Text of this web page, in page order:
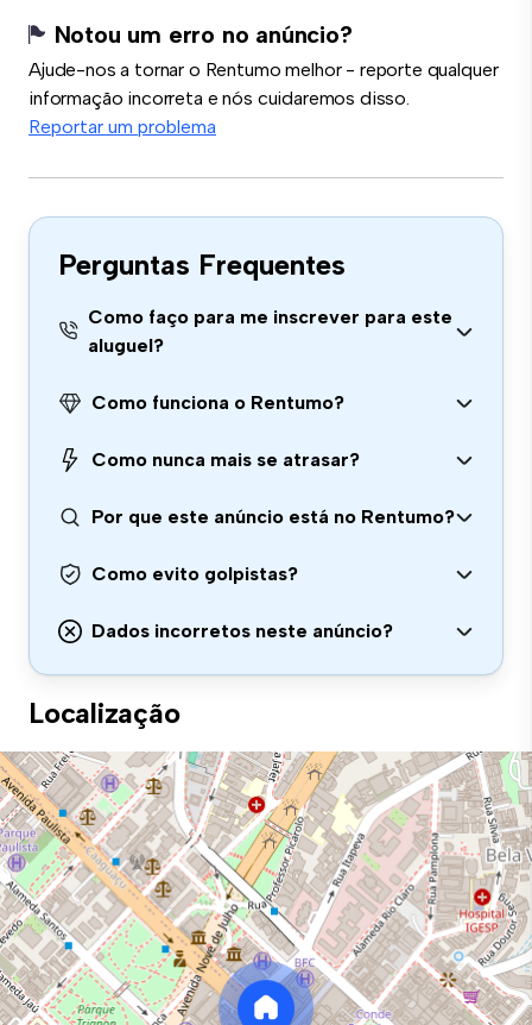
Notou um erro no anúncio?
Ajude-nos a tornar o Rentumo melhor - reporte qualquer
informação incorreta e nós cuidaremos disso.
Reportar um problema
Perguntas Frequentes
Como faço para me inscrever para este
aluguel?
Como funciona o Rentumo?
Como nunca mais se atrasar?
Por que este anúncio está no Rentumo?
Como evito golpistas?
Dados incorretos neste anúncio?
Localização